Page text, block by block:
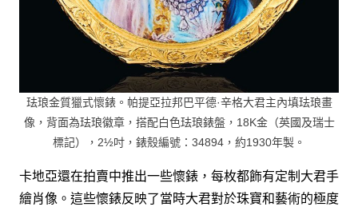
珐琅金質獵式懷錶。帕提亞拉邦巴平德·辛格大君主內填珐琅畫
像，背面為珐琅徽章，搭配白色珐琅錶盤，18K金（英國及瑞士
標記），2½吋，錶殼編號：34894，約1930年製。
卡地亞還在拍賣中推出一些懷錶，每枚都飾有定制大君手
繪肖像。這些懷錶反映了當時大君對於珠寶和藝術的極度